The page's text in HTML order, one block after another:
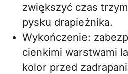
zwiększyć czas
pysku drapieżnika.
Wykończenie:
cienkimi warstwami
kolor przed